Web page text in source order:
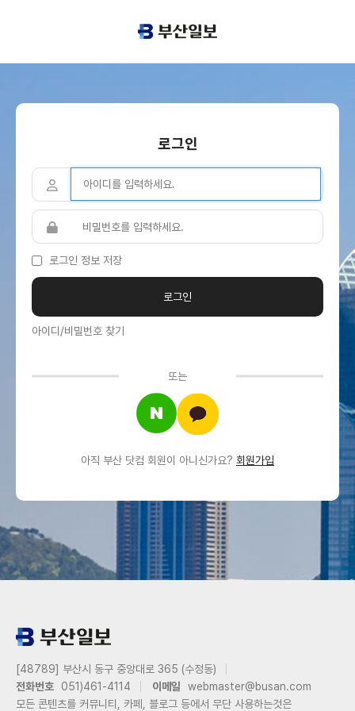
로그인
로그인 정보 저장
아이디/비밀번호 찾기
또는
아직 부산 닷컴 회원이 아니신가요? 회원가입
[48789] 부산시 동구 중앙대로 365 (수정동)
전화번호
051)461-4114 이메일
webmaster@busan.com
모든 콘텐츠를 커뮤니티, 카페, 블로그 등에서 무단 사용하는것은